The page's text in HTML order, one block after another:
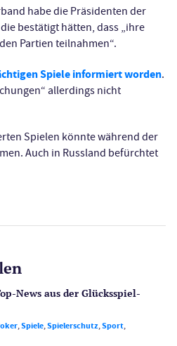
habe die Präsidenten der
bestätigt hätten, dass „ihre
Partien teilnahmen“.
Spiele informiert worden.
allerdings nicht
Spielen könnte während der
Auch in Russland befürchtet
News aus der Glücksspiel-
,Spiele,Spielerschutz,Sport,